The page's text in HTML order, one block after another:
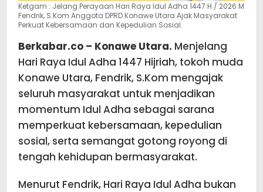
Ketgam : Jelang Perayaan Hari Raya Idul Adha 1447 H / 2026 M
Fendrik, S.Kom Anggota DPRD Konawe Utara Ajak Masyarakat
Perkuat Kebersamaan dan Kepedulian Sosial.
Berkabar.co – Konawe Utara. Menjelang
Hari Raya Idul Adha 1447 Hijriah, tokoh muda
Konawe Utara, Fendrik, S.Kom mengajak
seluruh masyarakat untuk menjadikan
momentum Idul Adha sebagai sarana
memperkuat kebersamaan, kepedulian
sosial, serta semangat gotong royong di
tengah kehidupan bermasyarakat.
Menurut Fendrik, Hari Raya Idul Adha bukan